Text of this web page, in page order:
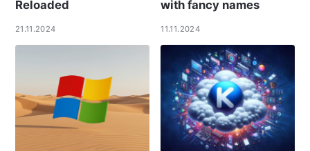
Reloaded
21.11.2024
with fancy names
11.11.2024